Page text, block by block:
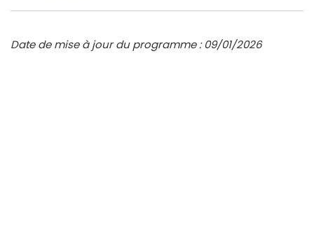
Date de mise à jour du programme : 09/01/2026